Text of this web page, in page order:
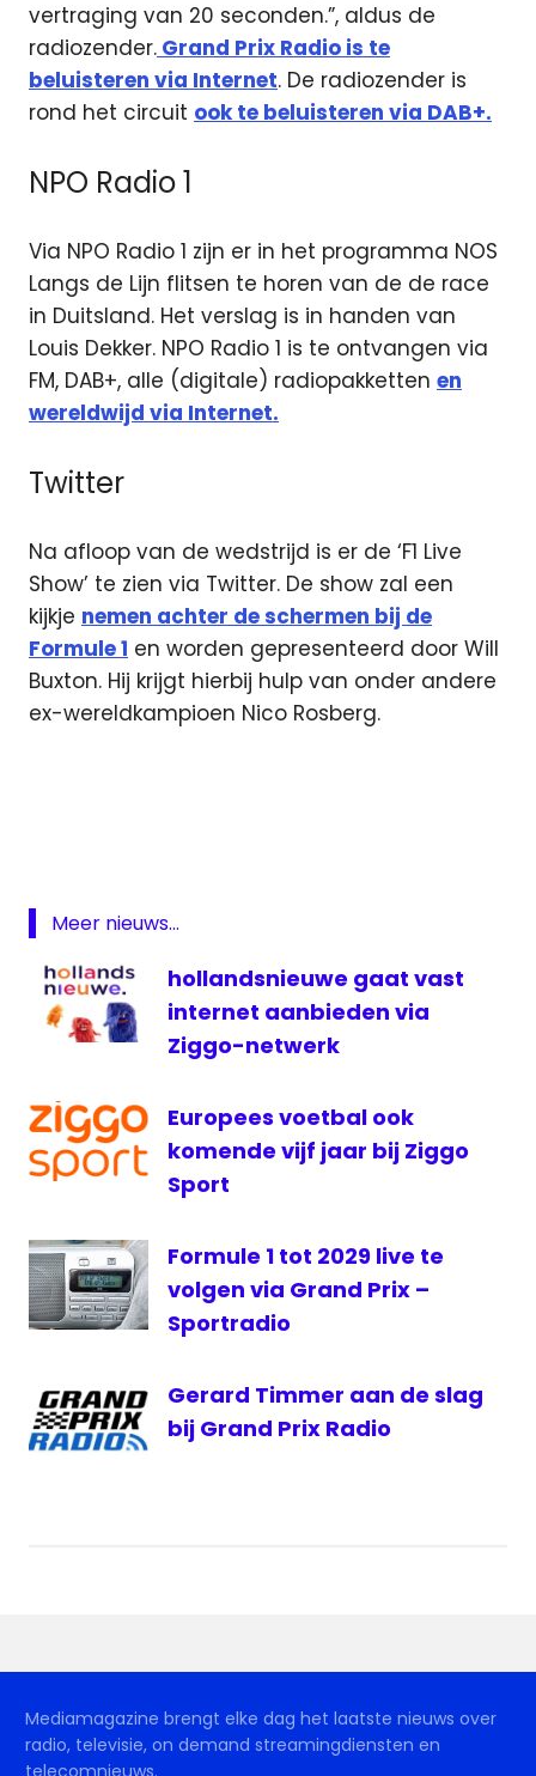
vertraging van 20 seconden.”, aldus de
radiozender. Grand Prix Radio is te
beluisteren via Internet. De radiozender is
rond het circuit ook te beluisteren via DAB+.
NPO Radio 1
Via NPO Radio 1 zijn er in het programma NOS
Langs de Lijn flitsen te horen van de de race
in Duitsland. Het verslag is in handen van
Louis Dekker. NPO Radio 1 is te ontvangen via
FM, DAB+, alle (digitale) radiopakketten en
wereldwijd via Internet.
Twitter
Na afloop van de wedstrijd is er de ‘F1 Live
Show’ te zien via Twitter. De show zal een
kijkje nemen achter de schermen bij de
Formule 1 en worden gepresenteerd door Will
Buxton. Hij krijgt hierbij hulp van onder andere
ex-wereldkampioen Nico Rosberg.
Prix
Grand
prix
Radio
1
livestream
Formule 1
Verstappen
rtl
televisie
Meer nieuws...
hollandsnieuwe gaat vast
internet aanbieden via
Ziggo-netwerk
Europees voetbal ook
komende vijf jaar bij Ziggo
Sport
Formule 1 tot 2029 live te
volgen via Grand Prix –
Sportradio
Gerard Timmer aan de slag
bij Grand Prix Radio
Mediamagazine brengt elke dag het laatste nieuws over
radio, televisie, on demand streamingdiensten en
telecomnieuws.